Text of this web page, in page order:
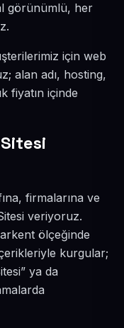
görünümlü, her
için web
alan adı, hosting,
fiyatın içinde
firmalarına ve
veriyoruz.
ölçeğinde
kurgular;
ya da